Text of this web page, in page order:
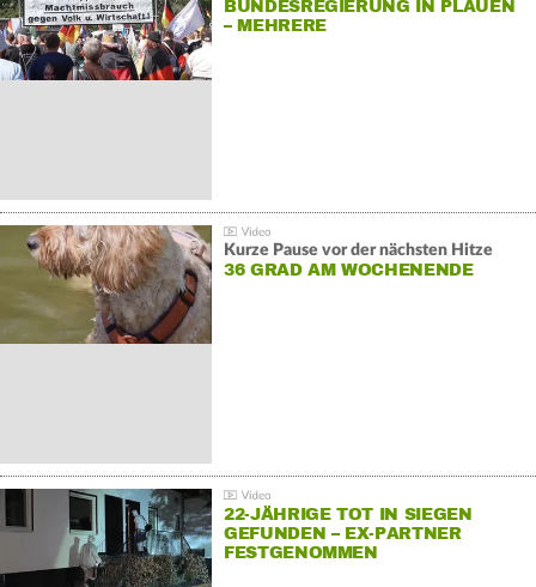
BUNDESREGIERUNG IN PLAUEN
– MEHRERE
Kurze Pause vor der nächsten Hitze
36 GRAD AM WOCHENENDE
22-JÄHRIGE TOT IN SIEGEN
GEFUNDEN – EX-PARTNER
FESTGENOMMEN